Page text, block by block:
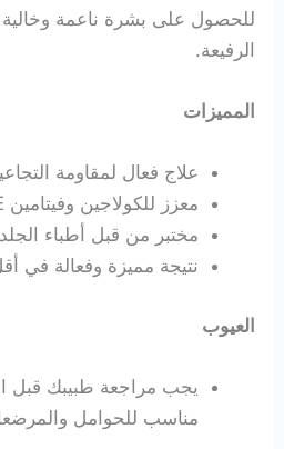
للحصول على بشرة ناعمة
الرفيعة.
المميزات
علاج فعال لمقاومة
معزز للكولاجين وفيتامين E
مختبر من قبل أطباء
نتيجة مميزة وفعالة في
العيوب
يجب مراجعة طبيبك قبل
مناسب للحوامل